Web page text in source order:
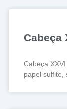
Cabeça
Cabeça
papel sulfite,